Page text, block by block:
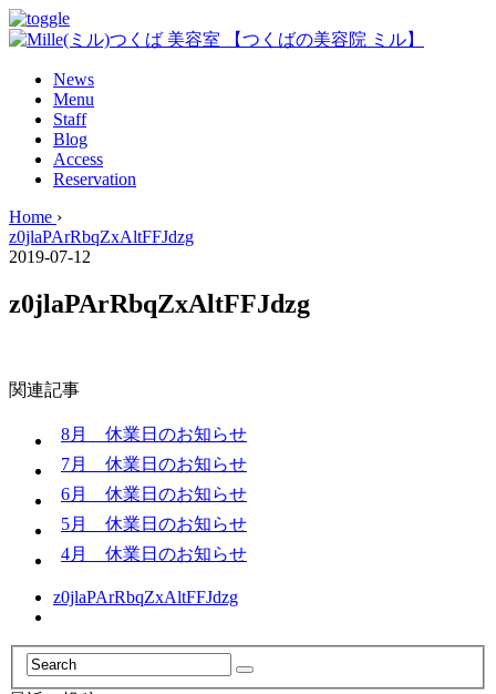
News
Menu
Staff
Blog
Access
Reservation
Home ›
z0jlaPArRbqZxAltFFJdzg
2019-07-12
z0jlaPArRbqZxAltFFJdzg
関連記事
8月 休業日のお知らせ
7月 休業日のお知らせ
6月 休業日のお知らせ
5月 休業日のお知らせ
4月 休業日のお知らせ
z0jlaPArRbqZxAltFFJdzg